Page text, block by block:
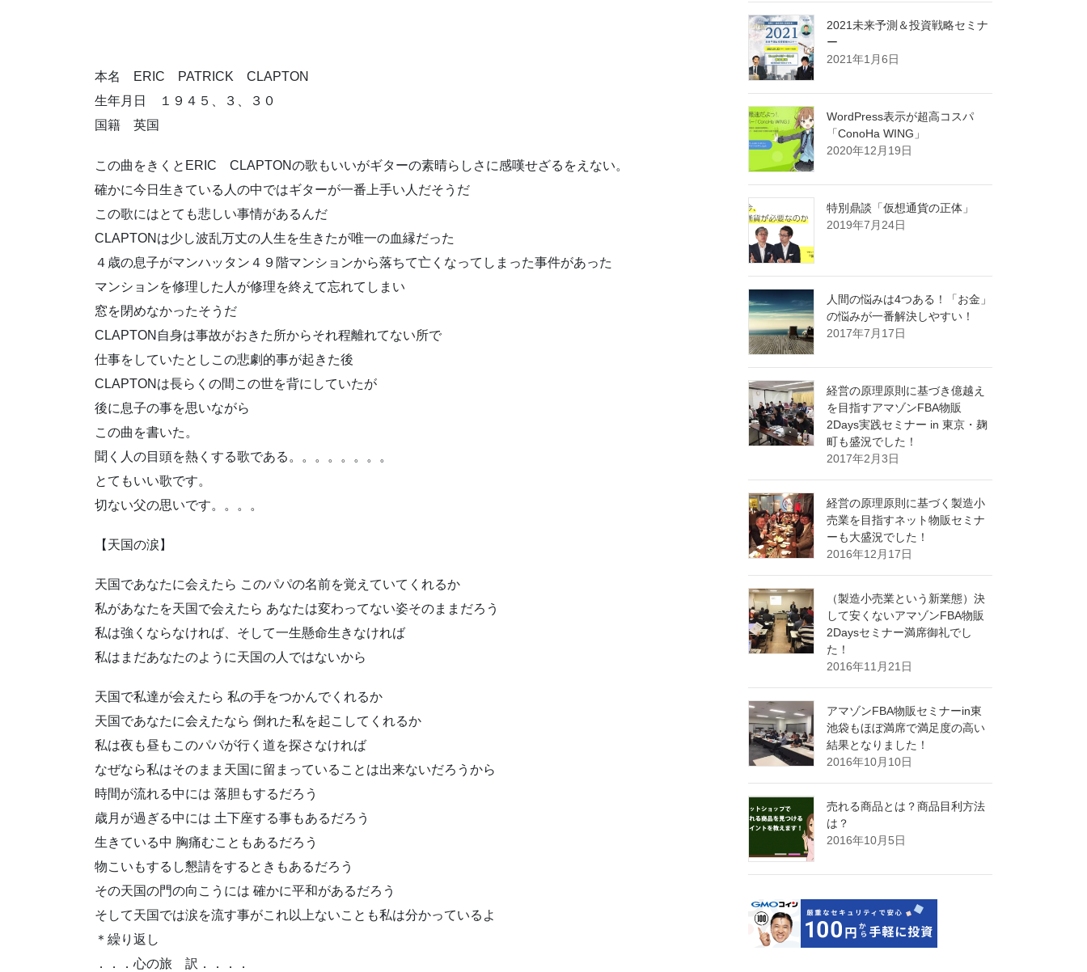
本名 ERIC PATRICK CLAPTON
生年月日 １９４５、３、３０
国籍 英国
この曲をきくとERIC CLAPTONの歌もいいがギターの素晴らしさに感嘆せざるをえない。
確かに今日生きている人の中ではギターが一番上手い人だそうだ
この歌にはとても悲しい事情があるんだ
CLAPTONは少し波乱万丈の人生を生きたが唯一の血縁だった
４歳の息子がマンハッタン４９階マンションから落ちて亡くなってしまった事件があった
マンションを修理した人が修理を終えて忘れてしまい
窓を閉めなかったそうだ
CLAPTON自身は事故がおきた所からそれ程離れてない所で
仕事をしていたとしこの悲劇的事が起きた後
CLAPTONは長らくの間この世を背にしていたが
後に息子の事を思いながら
この曲を書いた。
聞く人の目頭を熱くする歌である。。。。。。。。
とてもいい歌です。
切ない父の思いです。。。。
【天国の涙】
天国であなたに会えたら このパパの名前を覚えていてくれるか
私があなたを天国で会えたら あなたは変わってない姿そのままだろう
私は強くならなければ、そして一生懸命生きなければ
私はまだあなたのように天国の人ではないから
天国で私達が会えたら 私の手をつかんでくれるか
天国であなたに会えたなら 倒れた私を起こしてくれるか
私は夜も昼もこのパパが行く道を探さなければ
なぜなら私はそのまま天国に留まっていることは出来ないだろうから
時間が流れる中には 落胆もするだろう
歳月が過ぎる中には 土下座する事もあるだろう
生きている中 胸痛むこともあるだろう
物こいもするし懇請をするときもあるだろう
その天国の門の向こうには 確かに平和があるだろう
そして天国では涙を流す事がこれ以上ないことも私は分かっているよ
＊繰り返し
．．．心の旅 訳．．．．
2021未来予測＆投資戦略セミナ
ー
2021年1月6日
WordPress表示が超高コスパ
「ConoHa WING」
2020年12月19日
特別鼎談「仮想通貨の正体」
2019年7月24日
人間の悩みは4つある！「お金」
の悩みが一番解決しやすい！
2017年7月17日
経営の原理原則に基づき億越え
を目指すアマゾンFBA物販
2Days実践セミナー in 東京・麹
町も盛況でした！
2017年2月3日
経営の原理原則に基づく製造小
売業を目指すネット物販セミナ
ーも大盛況でした！
2016年12月17日
（製造小売業という新業態）決
して安くないアマゾンFBA物販
2Daysセミナー満席御礼でし
た！
2016年11月21日
アマゾンFBA物販セミナーin東
池袋もほぼ満席で満足度の高い
結果となりました！
2016年10月10日
売れる商品とは？商品目利方法
は？
2016年10月5日